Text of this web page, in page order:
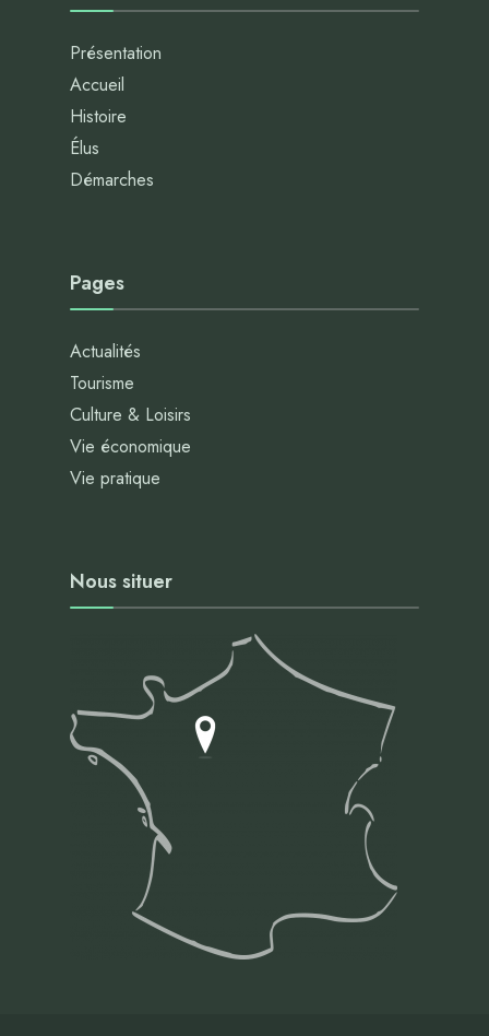
Présentation
Accueil
Histoire
Élus
Démarches
Pages
Actualités
Tourisme
Culture & Loisirs
Vie économique
Vie pratique
Nous situer